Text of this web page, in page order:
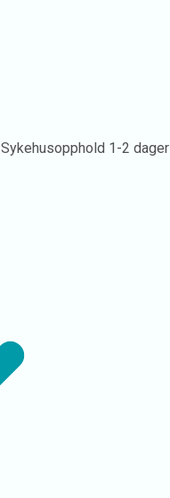
Sykehusopphold 1-2 dager